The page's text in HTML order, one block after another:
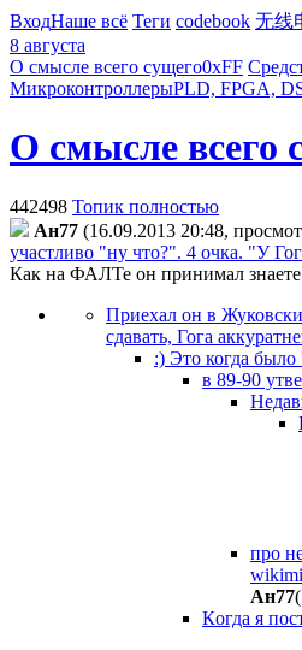
ВходНаше всё Теги codebook 无线
8 августа
О смысле всего сущего0xFF
МикроконтроллерыPLD, FPGA,
О смысле всего
442498 Топик полностью
Ан77 (16.09.2013 20:48,
участливо "ну что?". 4 очка. "У
Как на ФАЛТе он принимал
Приехал он в
сдавать, Гога
:) Это когда было
в 89-90
про
Ан77
Кoгда я